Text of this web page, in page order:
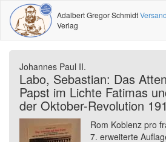
Adalbert Gregor Schmidt
Verlag
Johannes Paul II.
Labo, Sebastian: Das
Papst im Lichte Fatimas
der Oktober-Revolution
Rom Koblenz pro
7. erweiterte